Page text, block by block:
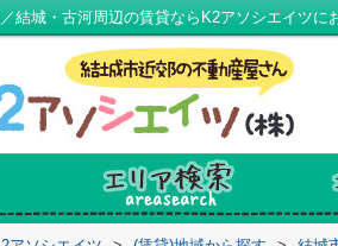
結城・古河周辺の賃貸ならK2アソシエイツに